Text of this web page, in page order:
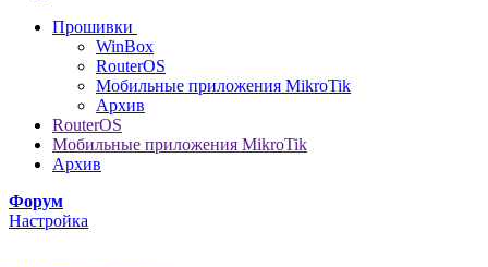
Прошивки
WinBox
RouterOS
Мобильные приложения MikroTik
Архив
RouterOS
Мобильные приложения MikroTik
Архив
Форум
Настройка